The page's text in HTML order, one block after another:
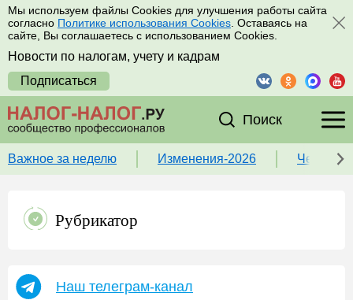
Мы используем файлы Cookies для улучшения работы сайта
согласно Политике использования Cookies . Оставаясь на
сайте, Вы соглашаетесь с использованием Cookies.
Новости по налогам, учету и кадрам
Подписаться
Поиск
Важное за неделю Изменения-2026 Чек-
Рубрикатор
Наш телеграм-канал